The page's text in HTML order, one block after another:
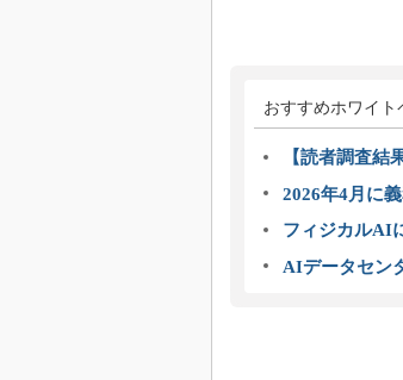
おすすめホワイト
【読者調査
2026年4月に
フィジカルAI
AIデータセン